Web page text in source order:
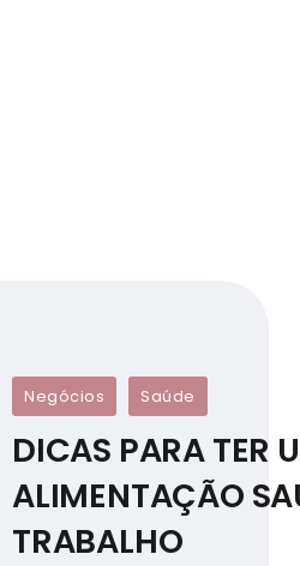
Negócios Saúde
DICAS PARA TER
ALIMENTAÇÃO
TRABALHO